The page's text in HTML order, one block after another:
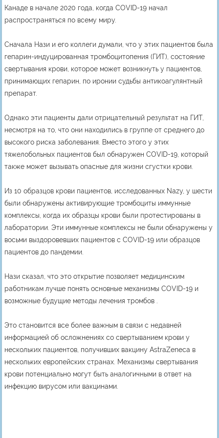
Канаде в начале 2020 года, когда COVID-19 начал
распространяться по всему миру.
Сначала Нази и его коллеги думали, что у этих пациентов была
гепарин-индуцированная тромбоцитопения (ГИТ), состояние
свертывания крови, которое может возникнуть у пациентов,
принимающих гепарин, по иронии судьбы антикоагулянтный
препарат.
Однако эти пациенты дали отрицательный результат на ГИТ,
несмотря на то, что они находились в группе от среднего до
высокого риска заболевания. Вместо этого у этих
тяжелобольных пациентов был обнаружен COVID-19, который
также может вызывать опасные для жизни сгустки крови.
Из 10 образцов крови пациентов, исследованных Nazy, у шести
были обнаружены активирующие тромбоциты иммунные
комплексы, когда их образцы крови были протестированы в
лаборатории. Эти иммунные комплексы не были обнаружены у
восьми выздоровевших пациентов с COVID-19 или образцов
пациентов до пандемии.
Нази сказал, что это открытие позволяет медицинским
работникам лучше понять основные механизмы COVID-19 и
возможные будущие методы лечения тромбов .
Это становится все более важным в связи с недавней
информацией об осложнениях со свертыванием крови у
нескольких пациентов, получивших вакцину AstraZeneca в
нескольких европейских странах. Механизмы свертывания
крови потенциально могут быть аналогичными в ответ на
инфекцию вирусом или вакцинами.